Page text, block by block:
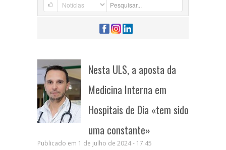
Nesta ULS, a aposta da
Medicina Interna em
Hospitais de Dia «tem sido
uma constante»
Publicado em 1 de julho de 2024 - 17:45